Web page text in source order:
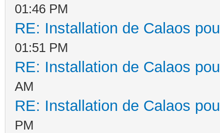
01:46 PM
RE: Installation de Calaos
01:51 PM
RE: Installation de Calaos
AM
RE: Installation de Calaos
PM